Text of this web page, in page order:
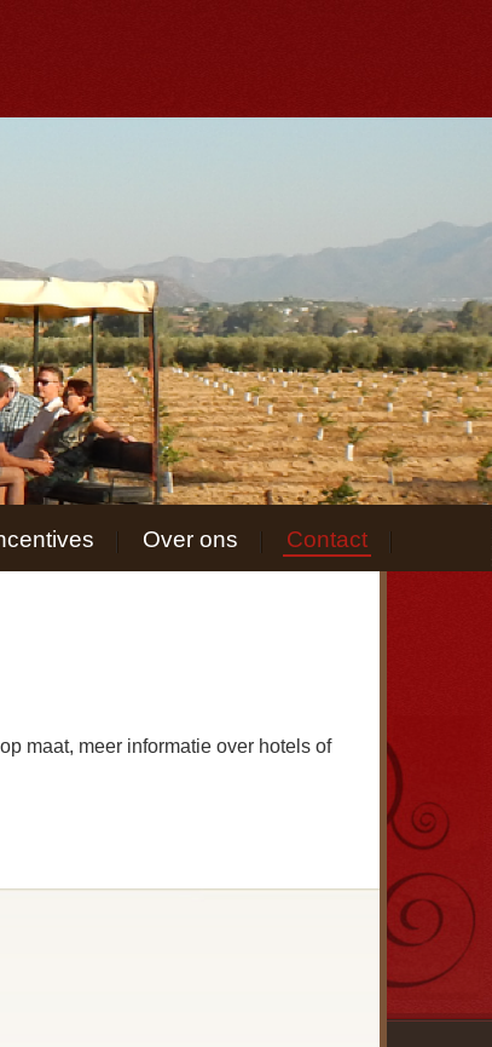
Over ons Contact
maat, meer informatie over hotels of